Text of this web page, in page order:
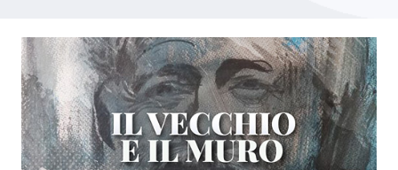
Presentato “Il Vecchio e il Muro”, il